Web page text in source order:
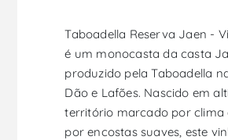
Taboadella Reserva Jaen -
é um monocasta da casta
produzido pela Taboadella
Dão e Lafões. Nascido em
território marcado por clima
por encostas suaves, este